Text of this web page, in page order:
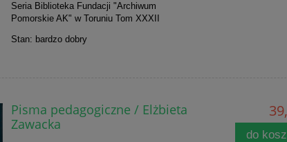
Seria Biblioteka Fundacji "Archiwum
Pomorskie AK" w Toruniu Tom XXXII
Stan: bardzo dobry
Pisma pedagogiczne / Elżbieta
Zawacka
do